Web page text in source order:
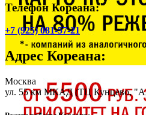
Телефон Кореана:
+7 (925) 081-57-21
Адрес Кореана:
Москва
ул. 55 км МКАД(ТЦ Кунцево,